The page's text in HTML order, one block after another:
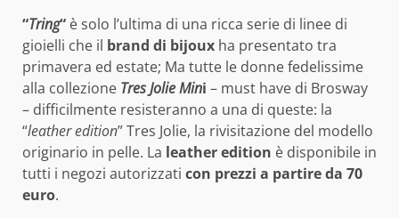
“Tring“ è solo l’ultima di una ricca serie di linee di
gioielli che il brand di bijoux ha presentato tra
primavera ed estate; Ma tutte le donne fedelissime
alla collezione Tres Jolie Mini – must have di Brosway
– difficilmente resisteranno a una di queste: la
“leather edition” Tres Jolie, la rivisitazione del modello
originario in pelle. La leather edition è disponibile in
tutti i negozi autorizzati con prezzi a partire da 70
euro.